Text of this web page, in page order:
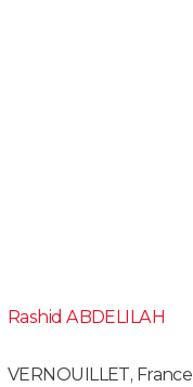
Rashid ABDELILAH
VERNOUILLET, France